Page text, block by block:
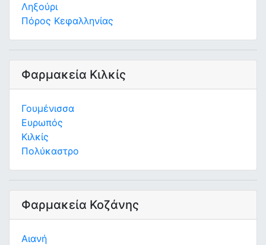
Ληξούρι
Πόρος Κεφαλληνίας
Φαρμακεία Κιλκίς
Γουμένισσα
Ευρωπός
Κιλκίς
Πολύκαστρο
Φαρμακεία Κοζάνης
Αιανή